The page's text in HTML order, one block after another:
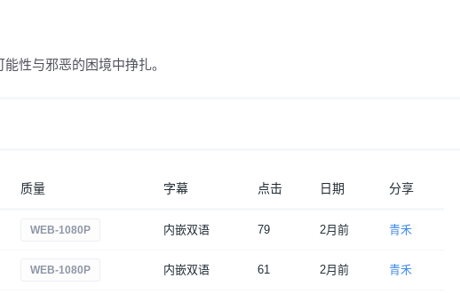
性与邪恶的困境中挣扎。
质量 字幕 点击 日期 分享
WEB-1080P 内嵌双语 79 2月前 青禾
WEB-1080P 内嵌双语 61 2月前 青禾